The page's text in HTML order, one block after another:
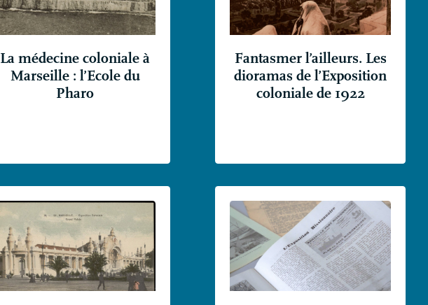
La médecine coloniale à
Marseille : l’Ecole du
Pharo
Fantasmer l’ailleurs. Les
dioramas de l’Exposition
coloniale de 1922